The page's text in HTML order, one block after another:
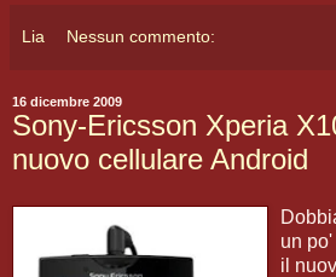
Lia Nessun commento:
16 dicembre 2009
Sony-Ericsson Xperia
nuovo cellulare Android
un
il